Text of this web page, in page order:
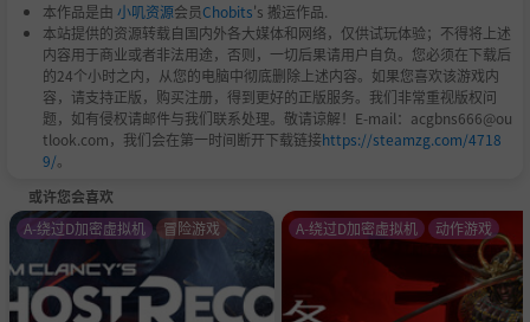
本作品是由 小叽资源会员Chobits's 搬运作品.
本站提供的资源转载自国内外各大媒体和网络，仅供试玩体验；不得将上述
内容用于商业或者非法用途，否则，一切后果请用户自负。您必须在下载后
的24个小时之内，从您的电脑中彻底删除上述内容。如果您喜欢该游戏内
容，请支持正版，购买注册，得到更好的正版服务。我们非常重视版权问
题，如有侵权请邮件与我们联系处理。敬请谅解！E-mail：acgbns666@ou
tlook.com，我们会在第一时间断开下载链接https://steamzg.com/4718
9/。
或许您会喜欢
A-绕过D加密虚拟机 冒险游戏 A-绕过D加密虚拟机 动作游戏